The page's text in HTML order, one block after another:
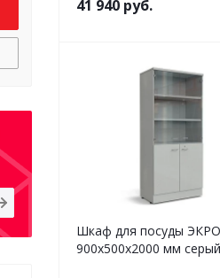
41 940 руб.
Шкаф для посуды
900х500х2000 мм серый